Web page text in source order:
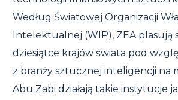
Według Światowej Organizacji
Intelektualnej (WIP), ZEA plasują
dziesiątce krajów świata pod
z branży sztucznej inteligencji na
Abu Zabi działają takie instytucje